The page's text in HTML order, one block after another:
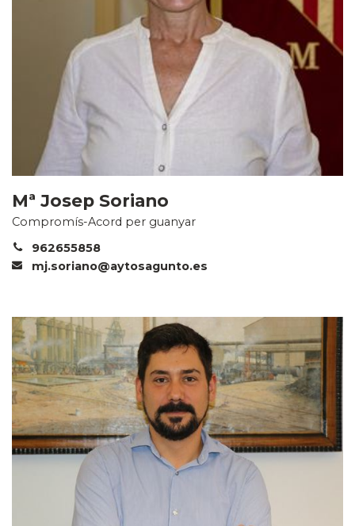
Mª Josep Soriano
Compromís-Acord per guanyar
962655858
mj.soriano@aytosagunto.es